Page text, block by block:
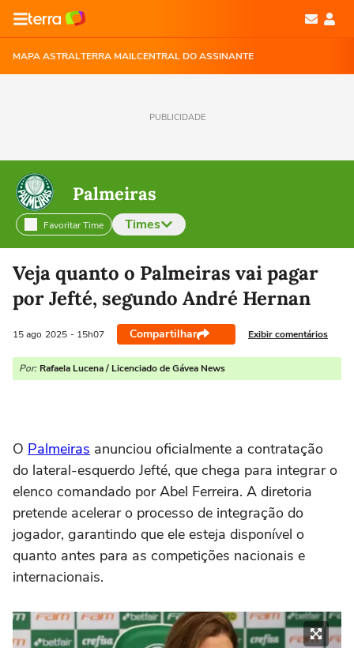
MAPA ASTRALTERRA MAILCENTRAL DO ASSINANTE
PUBLICIDADE
Palmeiras
Favoritar Time Times
Selecione o time para ver as notícias
Veja quanto o Palmeiras vai pagar
por Jefté, segundo André Hernan
15 ago 2025 - 15h07 Compartilhar Exibir comentários
Por: Rafaela Lucena / Licenciado de Gávea News
O Palmeiras anunciou oficialmente a contratação
do lateral-esquerdo Jefté, que chega para integrar o
elenco comandado por Abel Ferreira. A diretoria
pretende acelerar o processo de integração do
jogador, garantindo que ele esteja disponível o
quanto antes para as competições nacionais e
internacionais.